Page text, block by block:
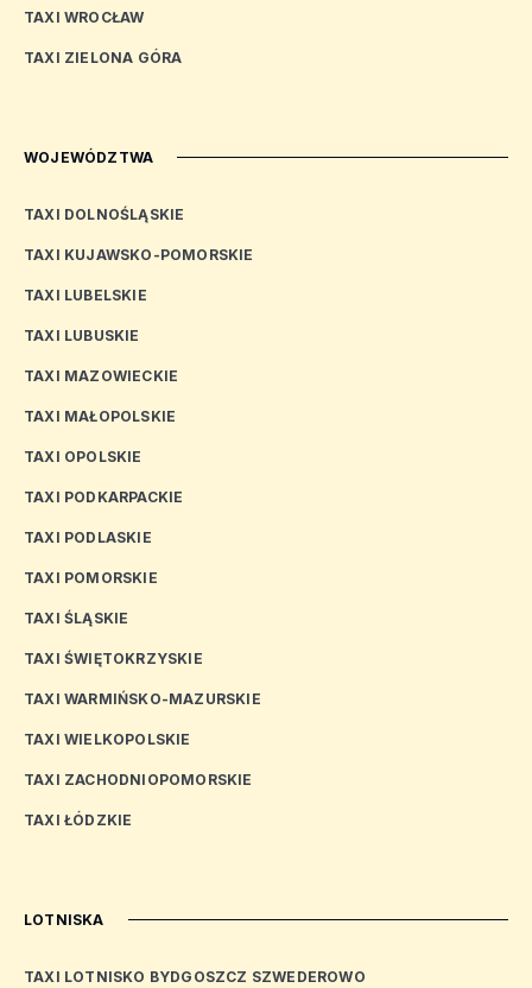
TAXI WROCŁAW
TAXI ZIELONA GÓRA
WOJEWÓDZTWA
TAXI DOLNOŚLĄSKIE
TAXI KUJAWSKO-POMORSKIE
TAXI LUBELSKIE
TAXI LUBUSKIE
TAXI MAZOWIECKIE
TAXI MAŁOPOLSKIE
TAXI OPOLSKIE
TAXI PODKARPACKIE
TAXI PODLASKIE
TAXI POMORSKIE
TAXI ŚLĄSKIE
TAXI ŚWIĘTOKRZYSKIE
TAXI WARMIŃSKO-MAZURSKIE
TAXI WIELKOPOLSKIE
TAXI ZACHODNIOPOMORSKIE
TAXI ŁÓDZKIE
LOTNISKA
TAXI LOTNISKO BYDGOSZCZ SZWEDEROWO